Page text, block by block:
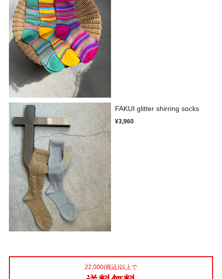
FAKUI glitter shirring socks
¥3,960
22,000(税込)以上で